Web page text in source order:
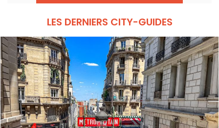
LES DERNIERS CITY-GUIDES